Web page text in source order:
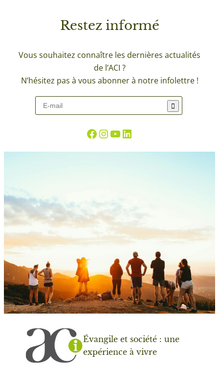
Restez informé
Vous souhaitez connaître les dernières actualités
de l’ACI ?
N’hésitez pas à vous abonner à notre infolettre !

Évangile et société : une
expérience à vivre